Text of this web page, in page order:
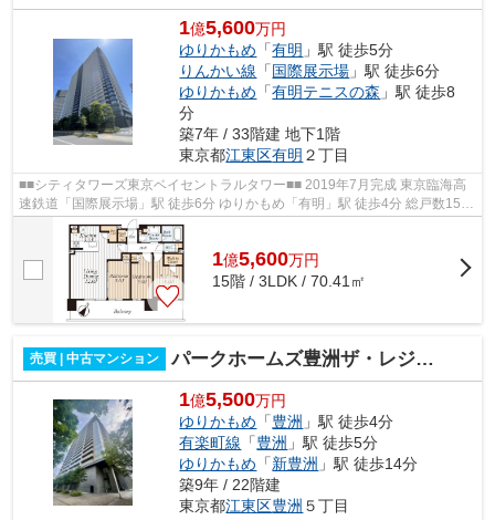
1億5,600万円
ゆりかもめ 「有明 」駅 徒歩5分
りんかい線 「国際展示場 」駅 徒歩6分
ゆりかもめ 「有明テニスの森 」駅 徒歩8
分
築7年 / 33階建 地下1階
東京都江東区有明 ２丁目
■■シティタワーズ東京ベイセントラルタワー■■ 2019年7月完成 東京臨海高
速鉄道「国際展示場」駅 徒歩6分 ゆりかもめ「有明」駅 徒歩4分 総戸数1539
戸・免震構造の大規模タワーマンシ...
1億5,600万円
15階 / 3LDK / 70.41㎡
売買 | 中古マンション パークホームズ豊洲ザ・レジデンス
1億5,500万円
ゆりかもめ 「豊洲 」駅 徒歩4分
有楽町線 「豊洲 」駅 徒歩5分
ゆりかもめ 「新豊洲 」駅 徒歩14分
築9年 / 22階建
東京都江東区豊洲 ５丁目